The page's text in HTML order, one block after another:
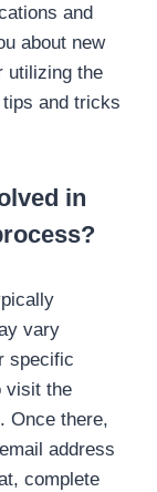
and
about new
utilizing the
and tricks
in
vary
specific
visit the
Once there,
address
complete